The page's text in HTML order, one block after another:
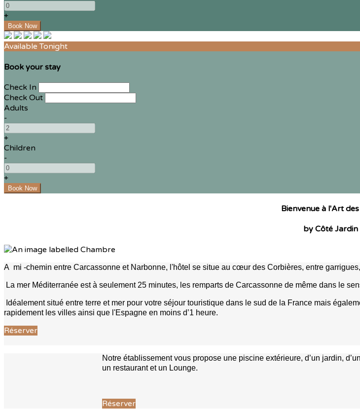
+
Available Tonight
Book your stay
Check In
Check Out
Adults
-
+
Children
-
+
Bienvenue à l'Art
by Côté Jardin
A mi -chemin entre Carcassonne et Narbonne, l'hôtel se situe au cœur des Corbières, entre
La mer Méditerranée est à seulement 25 minutes, les remparts de Carcassonne de même dans le
Idéalement situé entre terre et mer pour votre séjour touristique dans le sud de la France mais
rapidement les villes ainsi que l'Espagne en moins d’1 heure.
Réserver
Notre établissement vous propose une piscine extérieure, d’un jardin,
un restaurant et un Lounge.
Réserver